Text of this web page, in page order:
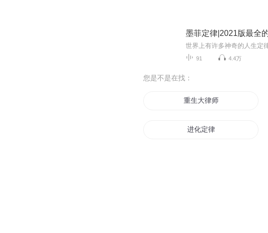
墨菲定律|2021版最全
91 4.4万
您是不是在找：
重生大律师
进化定律